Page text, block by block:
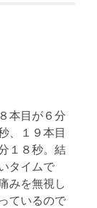
本目が６分
、１９本目
１８秒。結
タイムで
みを無視し
ているので